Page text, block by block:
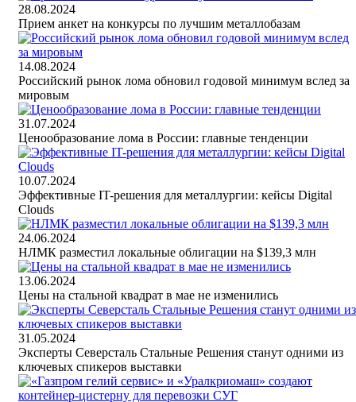
28.08.2024
Прием анкет на конкурсы по лучшим металлобазам
14.08.2024
Российский рынок лома обновил годовой минимум вслед за
мировым
31.07.2024
Ценообразование лома в России: главные тенденции
10.07.2024
Эффективные IT-решения для металлургии: кейсы Digital
Clouds
24.06.2024
НЛМК разместил локальные облигации на $139,3 млн
13.06.2024
Цены на стальной квадрат в мае не изменились
31.05.2024
Эксперты Северсталь Стальные Решения станут одними из
ключевых спикеров выставки